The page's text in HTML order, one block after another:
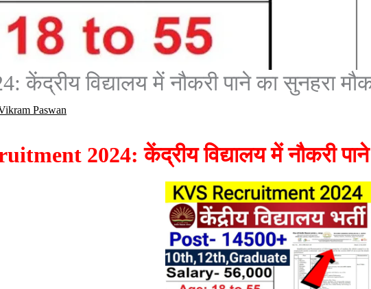
केंद्रीय विद्यालय में नौकरी पाने का सुनहरा
Paswan
2024: केंद्रीय विद्यालय में नौकरी